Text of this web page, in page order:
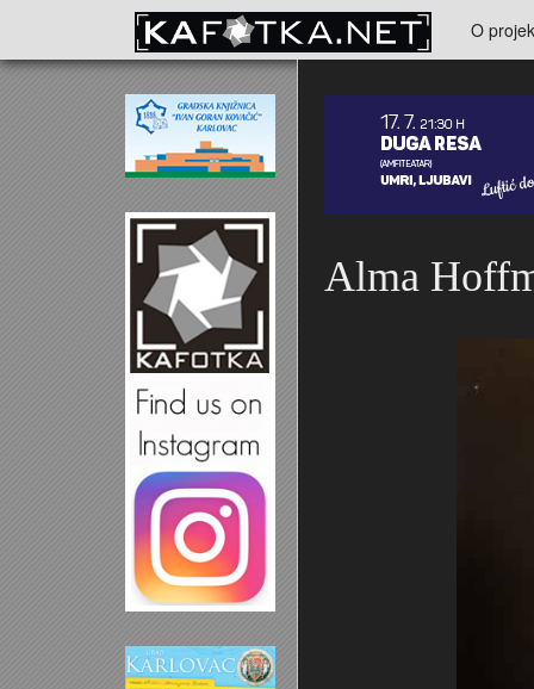
Skoči na glavni sadržaj
O
Kontakt
Alma